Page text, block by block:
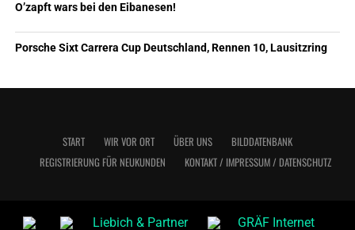
O’zapft wars bei den Eibanesen!
Porsche Sixt Carrera Cup Deutschland, Rennen 10, Lausitzring
START WIR VOR ORT ÜBER UNS
BILDDATENBANK
REGISTRIERUNG FÜR NEUKUNDEN
KONTAKT / IMPRESSUM / DATENSCHUTZ